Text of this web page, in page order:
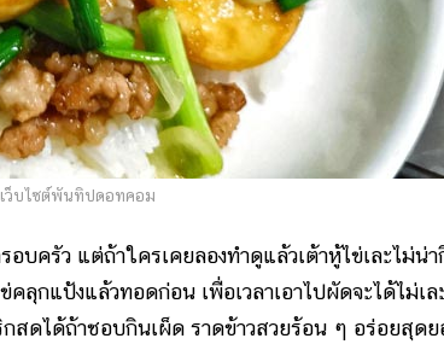
บไซต์พันทิปดอทคอม
อบครัว แต่ถ้าใครเคยลองทำดูแล้วเต้าหู้ไข่เละไม่น่
ลุกแป้งแล้วทอดก่อน เพื่อเวลาเอาไปผัดจะได้ไม่เล
สดได้ถ้าชอบกินเผ็ด ราดข้าวสวยร้อน ๆ อร่อยสุด